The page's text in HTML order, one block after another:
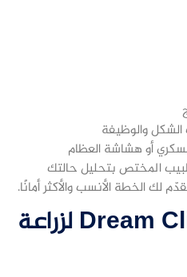
والوظيفة
أو هشاشة العظام
المختص بتحليل حالتك
لك الخطة الأنسب والأكثر أمانًا.
لماذا تختار Dream Clinica لزراعة